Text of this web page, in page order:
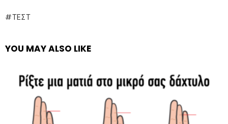
ΤΕΣΤ
YOU MAY ALSO LIKE